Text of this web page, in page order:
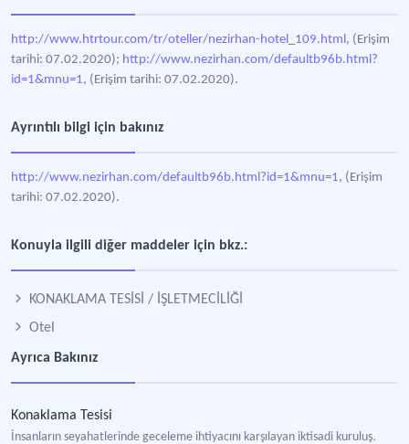
http://www.htrtour.com/tr/oteller/nezirhan-hotel_109.html, (Erişim
tarihi: 07.02.2020); http://www.nezirhan.com/defaultb96b.html?
id=1&mnu=1, (Erişim tarihi: 07.02.2020).
Ayrıntılı bilgi için bakınız
http://www.nezirhan.com/defaultb96b.html?id=1&mnu=1, (Erişim
tarihi: 07.02.2020).
Konuyla ilgili diğer maddeler için bkz.:
KONAKLAMA TESİSİ / İŞLETMECİLİĞİ
Otel
Ayrıca Bakınız
Konaklama Tesisi
İnsanların seyahatlerinde geceleme ihtiyacını karşılayan iktisadi kuruluş.